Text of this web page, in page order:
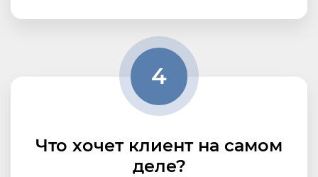
4
Что хочет клиент на самом
деле?